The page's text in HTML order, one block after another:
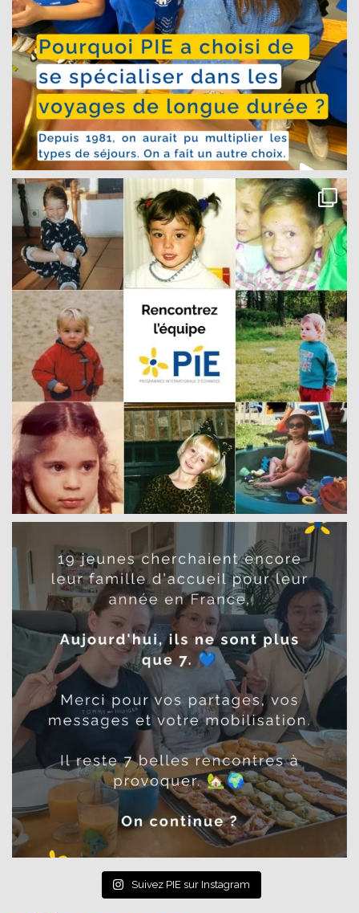
quotidien, avec des activités de loisirs, des sorties en famille et
des célébrations culturelles spéciales.
Suivez PIE sur Instagram